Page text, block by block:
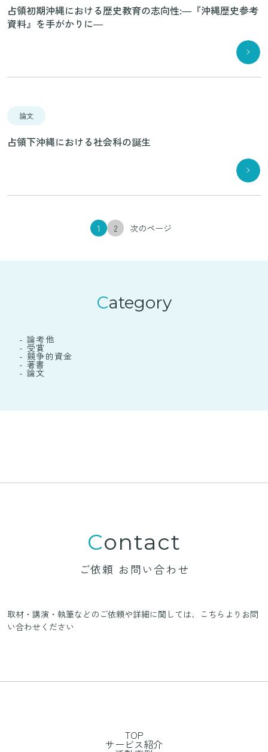
Category
- 論考他
- 受賞
- 競争的資金
- 著書
- 論文
占領初期沖縄における歴史教育の志向性:―『沖縄歴史参考
資料』を手がかりに―
論文
占領下沖縄における社会科の誕生
1 2 次のページ
Contact
ご依頼 お問い合わせ
取材・講演・執筆などのご依頼や詳細に関しては、
こちらよりお問
い合わせください
TOP
サービス紹介